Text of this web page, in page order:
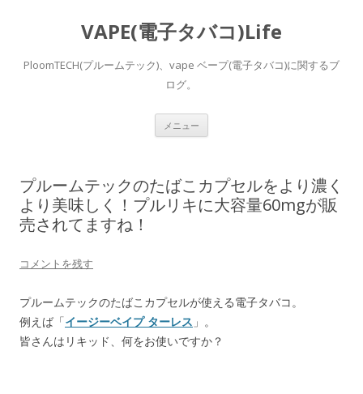
VAPE(電子タバコ)Life
PloomTECH(プルームテック)、vape ベープ(電子タバコ)に関するブ
ログ。
メニュー
ス
キ
ッ
プルームテックのたばこカプセルをより濃く
より美味しく！プルリキに大容量60mgが販
売されてますね！
コメントを残す
プルームテックのたばこカプセルが使える電子タバコ。
例えば「イージーベイプ ターレス 」。
皆さんはリキッド、何をお使いですか？